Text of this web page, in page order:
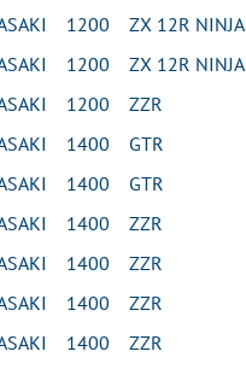
1200 ZX 12R NINJA
1200 ZX 12R NINJA
1200 ZZR
1400 GTR
1400 GTR
1400 ZZR
1400 ZZR
1400 ZZR
1400 ZZR